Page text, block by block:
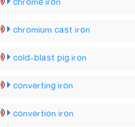
chromium cast iron
cold-blast pig iron
converting iron
convertion iron